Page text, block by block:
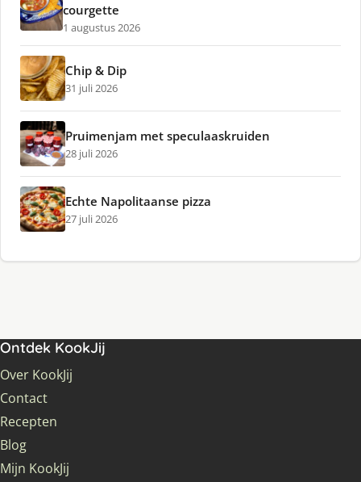
courgette
1 augustus 2026
Chip & Dip
31 juli 2026
Pruimenjam met speculaaskruiden
28 juli 2026
Echte Napolitaanse pizza
27 juli 2026
Ontdek KookJij
Over KookJij
Contact
Recepten
Blog
Mijn KookJij